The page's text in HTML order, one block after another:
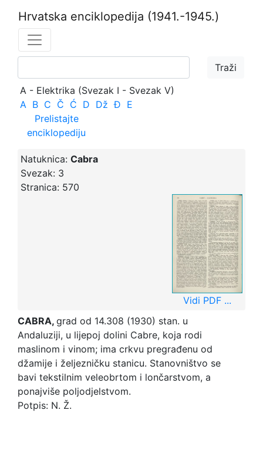
Hrvatska enciklopedija (1941.-1945.)
A - Elektrika (Svezak I - Svezak V)
A B C Č Ć D Dž Đ E
Prelistajte
enciklopediju
Natuknica: Cabra
Svezak: 3
Stranica: 570
Vidi PDF ...
CABRA, grad od 14.308 (1930) stan. u
Andaluziji, u lijepoj dolini Cabre, koja rodi
maslinom i vinom; ima crkvu pregrađenu od
džamije i željezničku stanicu. Stanovništvo se
bavi tekstilnim veleobrtom i lončarstvom, a
ponajviše poljodjelstvom.
Potpis: N. Ž.